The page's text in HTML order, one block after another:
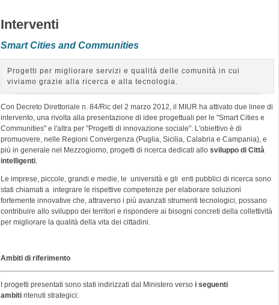
Interventi
Smart Cities and Communities
Progetti per migliorare servizi e qualità delle comunità in cui
viviamo grazie alla ricerca e alla tecnologia.
Con Decreto Direttoriale n. 84/Ric del 2 marzo 2012, il MIUR ha attivato due linee di
intervento, una rivolta alla presentazione di idee progettuali per le "Smart Cities e
Communities" e l'altra per "Progetti di innovazione sociale". L'obiettivo è di
promuovere, nelle Regioni Convergenza (Puglia, Sicilia, Calabria e Campania), e
più in generale nel Mezzogiorno, progetti di ricerca dedicati allo sviluppo di Città
intelligenti
Le imprese, piccole, grandi e medie, le università e gli enti pubblici di ricerca sono
stati chiamati a integrare le rispettive competenze per elaborare soluzioni
fortemente innovative che, attraverso i più avanzati strumenti tecnologici, possano
contribuire allo sviluppo dei territori e rispondere ai bisogni concreti della collettività
per migliorare la qualità della vita dei cittadini.
Ambiti di riferimento
I progetti presentati sono stati indirizzati dal Ministero verso i seguenti
ambiti ritenuti strategici: